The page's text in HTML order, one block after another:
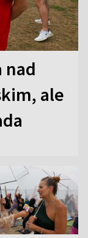
nad
ale